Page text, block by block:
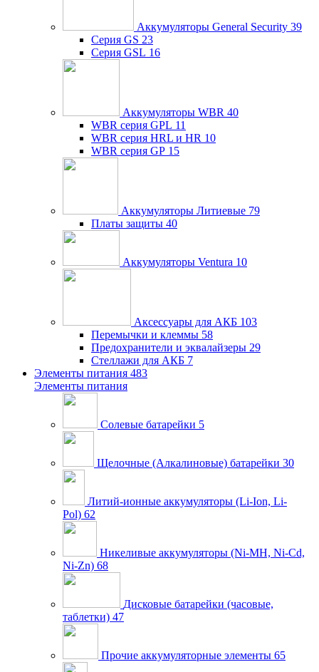
Аккумуляторы General Security 39
Серия GS 23
Серия GSL 16
Аккумуляторы WBR 40
WBR серия GPL 11
WBR серия HRL и HR 10
WBR серия GP 15
Аккумуляторы Литиевые 79
Платы защиты 40
Аккумуляторы Ventura 10
Аксессуары для АКБ 103
Перемычки и клеммы 58
Предохранители и эквалайзеры 29
Стеллажи для АКБ 7
Элементы питания 483
Элементы питания
Солевые батарейки 5
Щелочные (Алкалиновые) батарейки 30
Литий-ионные аккумуляторы (Li-Ion, Li-
Pol) 62
Никеливые аккумуляторы (Ni-MH, Ni-Cd,
Ni-Zn) 68
Дисковые батарейки (часовые,
таблетки) 47
Прочие аккумуляторные элементы 65